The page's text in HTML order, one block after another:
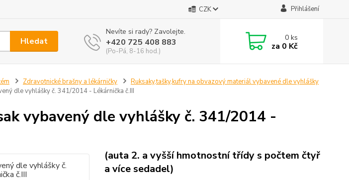
CZK Přihlášení
Hledat
Nevíte si rady? Zavolejte.
+420 725 408 883
(Po-Pá, 8-16 hod.)
0ks
za 0 Kč
Zdravotnické brašny a lékárničky
Ruksaky,tašky,kufry na obvazový materiál vybavené dle vyhlášky
dle vyhlášky č. 341/2014 - Lékárnička č.III
vybavený dle vyhlášky č. 341/2014 -
(auta 2. a vyšší hmotnostní třídy s počtem čtyř
a více sedadel)